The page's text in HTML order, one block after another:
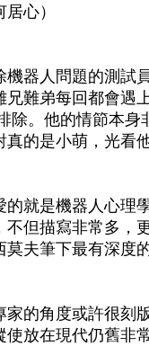
心）
機器人問題的測試
兄難弟每回都會遇
除。他的情節本
真的是小萌，光看
的就是機器人心理
不但描寫非常多，
夫筆下最有深度
家的角度或許很刻
使放在現代仍舊非